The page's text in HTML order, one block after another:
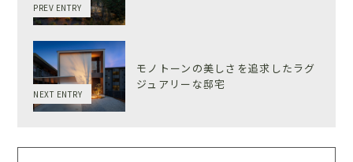
PREV ENTRY
NEXT ENTRY
モノトーンの美しさを追求したラグ
ジュアリーな邸宅